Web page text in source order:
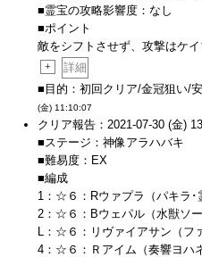
■霊宝の攻略影響度：なし
■ポイント
敵をシフトさせず、攻撃はケ
+
詳細
■目的：初回クリア/金冠狙い/
(金) 11:10:07
クリア報告：2021-07-30 (金)
■ステージ：神像アラハバキ
■難易度：EX
■編成
1：☆６：Rウァプラ（パキラ･
2：☆６：Bウェパル（水獣ソー
L：☆６：リヴァイアサン（フ
4：☆６：Ｒアイム（奏響ヨハ